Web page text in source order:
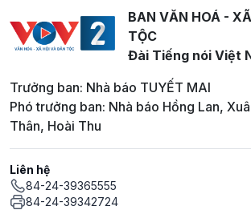
BAN VĂN HOÁ -
TỘC
Đài Tiếng nói Việt
Trưởng ban: Nhà báo TUYẾT MAI
Phó trưởng ban: Nhà báo Hồng Lan,
Thân, Hoài Thu
Liên hệ
84-24-39365555
84-24-39342724